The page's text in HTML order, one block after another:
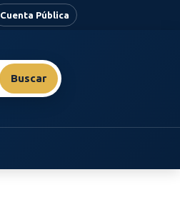
Cuenta Pública
Buscar